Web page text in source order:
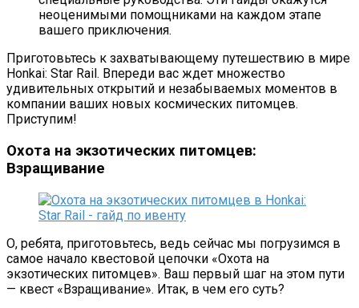
неоценимыми помощниками на каждом этапе
вашего приключения.
Приготовьтесь к захватывающему путешествию в мире
Honkai: Star Rail. Впереди вас ждет множество
удивительных открытий и незабываемых моментов в
компании ваших новых космических питомцев.
Приступим!
Охота на экзотических питомцев:
Взращивание
О, ребята, приготовьтесь, ведь сейчас мы погрузимся в
самое начало квестовой цепочки «Охота на
экзотических питомцев». Ваш первый шаг на этом пути
— квест «Взращивание». Итак, в чем его суть?